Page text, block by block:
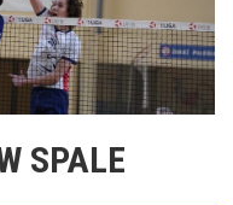
SPALE